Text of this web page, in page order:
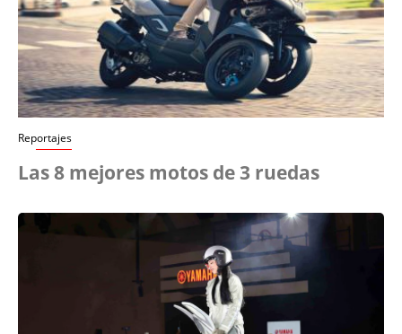
Reportajes
Las 8 mejores motos de 3 ruedas